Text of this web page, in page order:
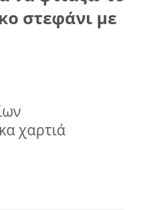
στεφάνι με
χαρτιά